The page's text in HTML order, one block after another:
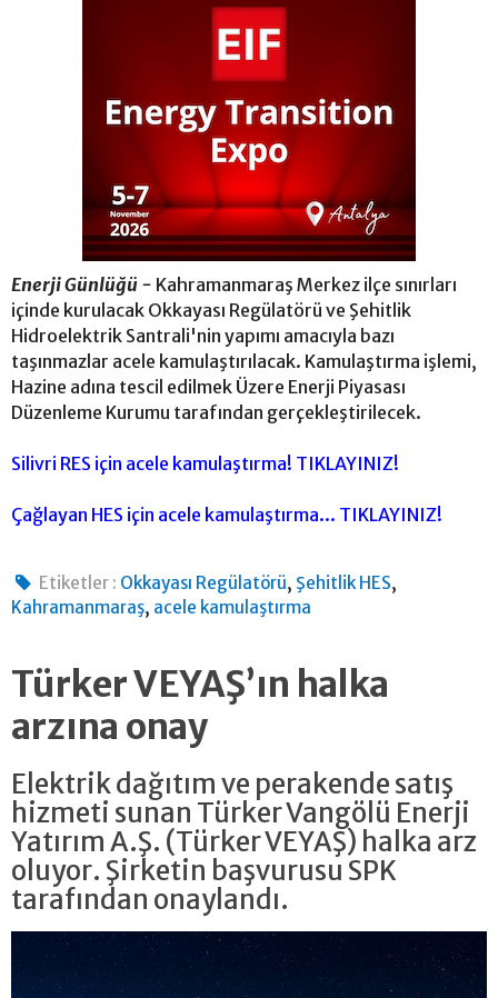
Enerji Günlüğü - Kahramanmaraş Merkez ilçe sınırları
içinde kurulacak Okkayası Regülatörü ve Şehitlik
Hidroelektrik Santrali'nin yapımı amacıyla bazı
taşınmazlar acele kamulaştırılacak. Kamulaştırma işlemi,
Hazine adına tescil edilmek Üzere Enerji Piyasası
Düzenleme Kurumu tarafından gerçekleştirilecek.
Silivri RES için acele kamulaştırma! TIKLAYINIZ!
Çağlayan HES için acele kamulaştırma... TIKLAYINIZ!
Etiketler : Okkayası Regülatörü, Şehitlik HES,
Kahramanmaraş, acele kamulaştırma
Türker VEYAŞ’ın halka
arzına onay
Elektrik dağıtım ve perakende satış
hizmeti sunan Türker Vangölü Enerji
Yatırım A.Ş. (Türker VEYAŞ) halka arz
oluyor. Şirketin başvurusu SPK
tarafından onaylandı.